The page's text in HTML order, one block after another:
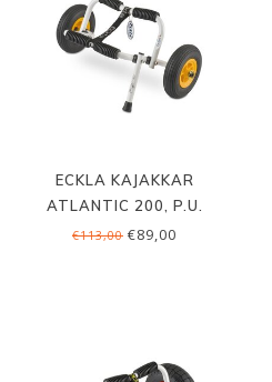
ECKLA KAJAKKAR
ATLANTIC 200, P.U.
€113,00 €89,00